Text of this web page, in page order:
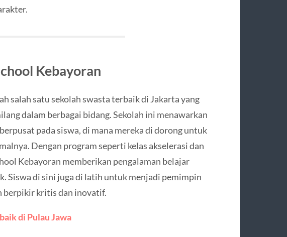
Kebayoran
salah satu sekolah swasta terbaik di Jakarta yang
dalam berbagai bidang. Sekolah ini menawarkan
pada siswa, di mana mereka di dorong untuk
Dengan program seperti kelas akselerasi dan
Kebayoran memberikan pengalaman belajar
Siswa di sini juga di latih untuk menjadi pemimpin
berpikir kritis dan inovatif.
di Pulau Jawa